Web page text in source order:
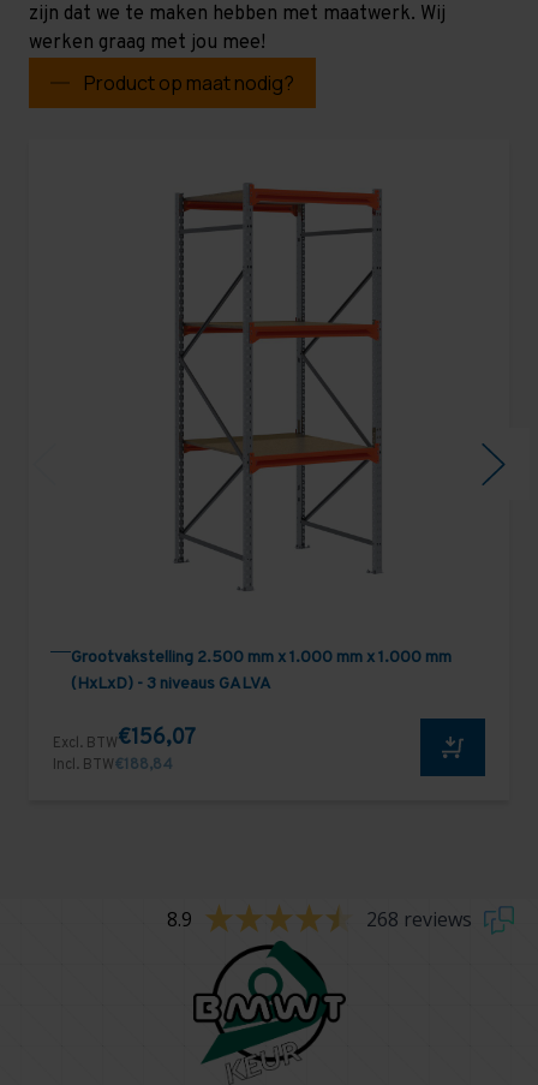
zijn dat we te maken hebben met maatwerk. Wij
werken graag met jou mee!
Product op maat nodig?
Grootvakstelling 2.500 mm x 1.000 mm x 1.000 mm
(HxLxD) - 3 niveaus GALVA
Excl. BTW€156,07
Incl. BTW€188,84
8.9 268 reviews